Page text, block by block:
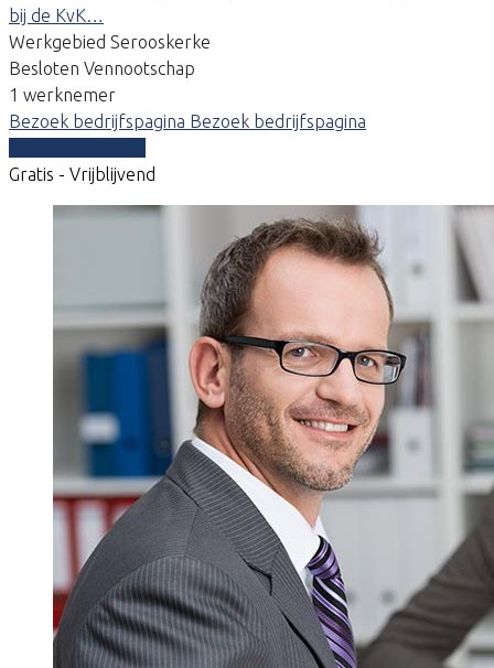
bij de KvK…
Werkgebied Serooskerke
Besloten Vennootschap
1 werknemer
Bezoek bedrijfspagina Bezoek bedrijfspagina
Gratis - Vrijblijvend